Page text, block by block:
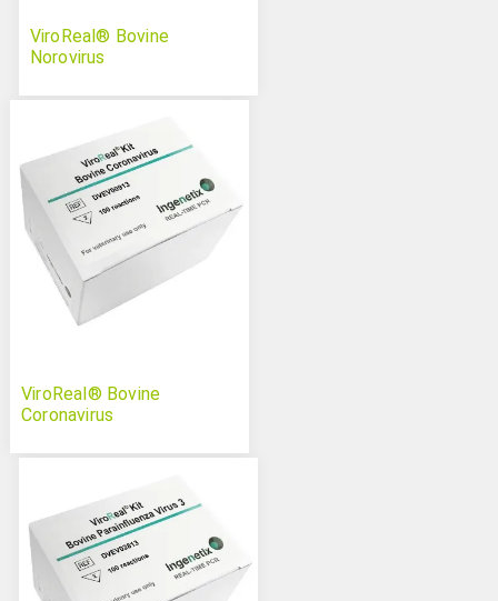
ViroReal® Bovine
Norovirus
ViroReal® Bovine
Coronavirus